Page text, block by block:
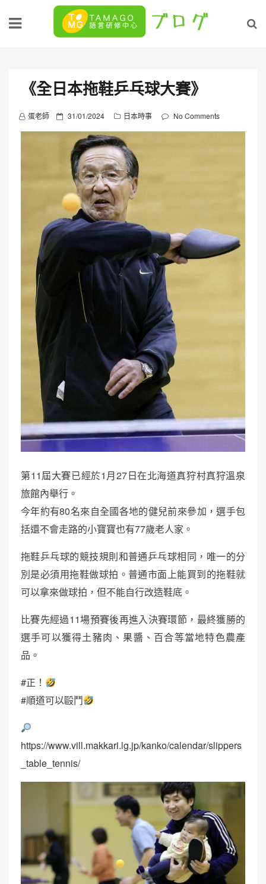
《全日本拖鞋乒乓球大賽》
蛋老師
P
o
o
n
31/01/2024 日本時事 No Comments
第11屆大賽已經於1月27日在北海道真狩村真狩溫泉
旅館內舉行。
今年約有80名來自全國各地的健兒前來參加，選手包
括還不會走路的小寶寶也有77歲老人家。
拖鞋乒乓球的競技規則和普通乒乓球相同，唯一的分
別是必須用拖鞋做球拍。普通市面上能買到的拖鞋就
可以拿來做球拍，但不能自行改造鞋底。
比賽先經過11場預賽後再進入決賽環節，最終獲勝的
選手可以獲得土豬肉、果醬、百合等當地特色農產
品。
#正！
#順道可以毆鬥
https://www.vill.makkari.lg.jp/kanko/calendar/slippers
_table_tennis/